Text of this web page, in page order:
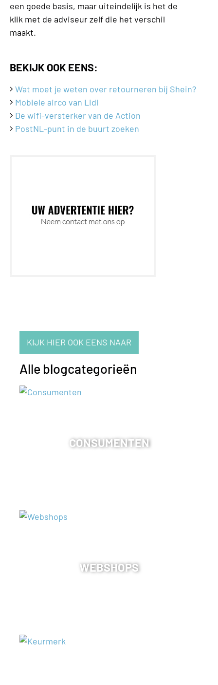
een goede basis, maar uiteindelijk is het de
klik met de adviseur zelf die het verschil
maakt.
BEKIJK OOK EENS:
Wat moet je weten over retourneren bij Shein?
Mobiele airco van Lidl
De wifi-versterker van de Action
PostNL-punt in de buurt zoeken
KIJK HIER OOK EENS NAAR
Alle blogcategorieën
CONSUMENTEN
WEBSHOPS